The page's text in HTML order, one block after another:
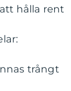
hålla rent
trångt